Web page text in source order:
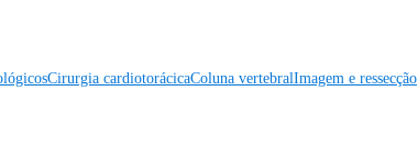
Cirurgia cardiotorácicaColuna vertebralImagem e ressecção